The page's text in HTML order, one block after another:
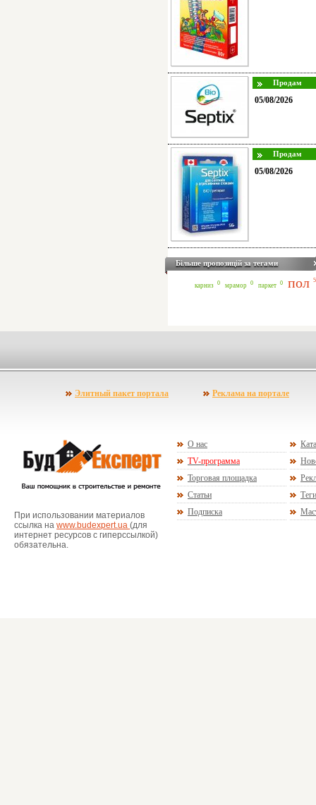
05/08/2026
05/08/2026
Більше пропозицій за тегами
карниз 0 мрамор 0 паркет 0 пол 5
Элитный пакет портала Реклама на портале
При использовании материалов
ссылка на www.budexpert.ua (для
интернет ресурсов с гиперссылкой)
обязательна.
О нас
TV-программа
Торговая площадка
Статьи
Теги
Подписка